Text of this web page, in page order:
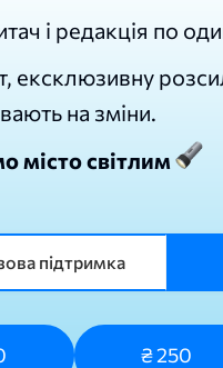
і редакція по
ексклюзивну
на зміни.
місто світлим
підтримка
₴ 250